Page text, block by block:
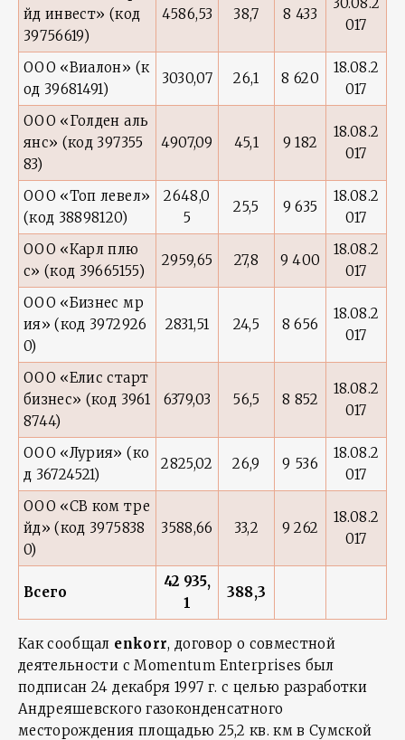
йд инвест» (код
39756619)
4586,53 38,7 8 433
017
ООО «Виалон» (к
од 39681491)
3030,07 26,1 8 620
18.08.2
017
ООО «Голден аль
янс» (код 397355
83)
4907,09 45,1 9 182
18.08.2
017
ООО «Топ левел»
(код 38898120)
2648,0
5
25,5 9 635
18.08.2
017
ООО «Карл плю
с» (код 39665155)
2959,65 27,8 9 400
18.08.2
017
ООО «Бизнес мр
ия» (код 3972926
0)
2831,51 24,5 8 656
18.08.2
017
ООО «Елис старт
бизнес» (код 3961
8744)
6379,03 56,5 8 852
18.08.2
017
ООО «Лурия» (ко
д 36724521)
2825,02 26,9 9 536
18.08.2
017
ООО «СВ ком тре
йд» (код 3975838
0)
3588,66 33,2 9 262
18.08.2
017
Всего
42 935,
1
388,3
Как сообщал enkorr, договор о совместной
деятельности с Momentum Enterprises был
подписан 24 декабря 1997 г. с целью разработки
Андреяшевского газоконденсатного
месторождения площадью 25,2 кв. км в Сумской